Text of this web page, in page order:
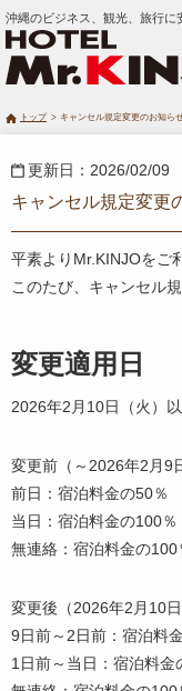
沖縄のビジネス、観光、旅行に
トップ キャンセル規定変更のお知ら
更新日：2026/02/09
キャンセル規定変更
平素よりMr.KINJOをご
このたび、キャンセル
変更適用日
2026年2月10日（火）
変更前（～2026年2月9
前日：宿泊料金の50％
当日：宿泊料金の100％
無連絡：宿泊料金の100
変更後（2026年2月10日
9日前～2日前：宿泊料
1日前～当日：宿泊料金